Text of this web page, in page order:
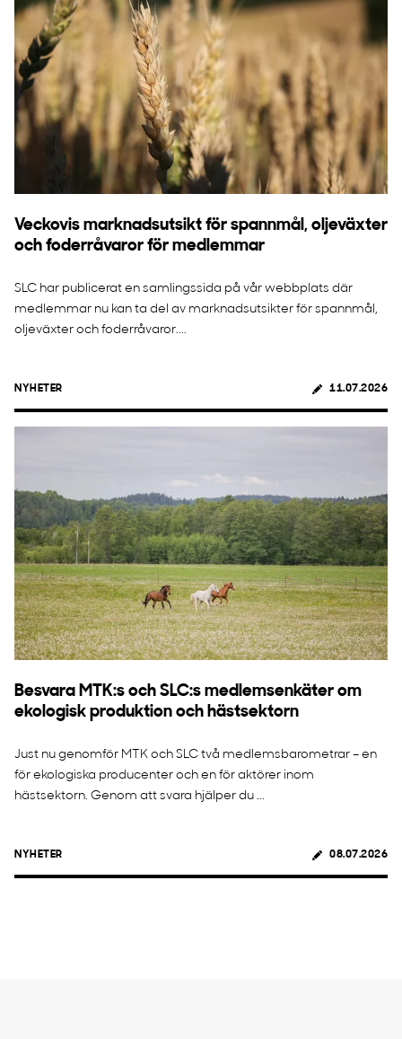
Veckovis marknadsutsikt för spannmål, oljeväxter
och foderråvaror för medlemmar
SLC har publicerat en samlingssida på vår webbplats där
medlemmar nu kan ta del av marknadsutsikter för spannmål,
oljeväxter och foderråvaror....
NYHETER 11.07.2026
Besvara MTK:s och SLC:s medlemsenkäter om
ekologisk produktion och hästsektorn
Just nu genomför MTK och SLC två medlemsbarometrar – en
för ekologiska producenter och en för aktörer inom
hästsektorn. Genom att svara hjälper du ...
NYHETER 08.07.2026